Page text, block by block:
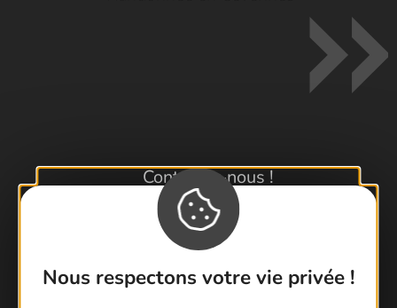
Nous respectons votre vie privée !
Contactez-nous !
Foire aux questions
Brochures
Cartoguides et Topoguides
Latitude Gard